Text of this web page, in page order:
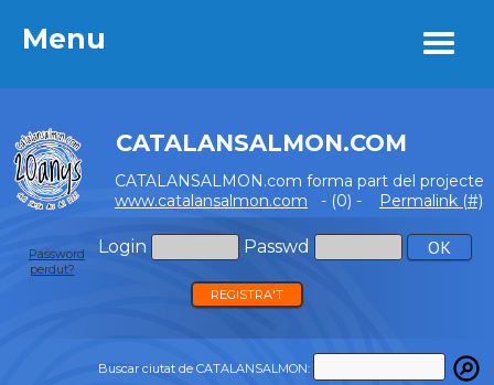
Menu
CATALANSALMON.COM
CATALANSALMON.com forma part del projecte
www.catalansalmon.com - (0) - Permalink (#)
Login Passwd
Password
perdut?
REGISTRA'T
Buscar ciutat de CATALANSALMON:
Menu